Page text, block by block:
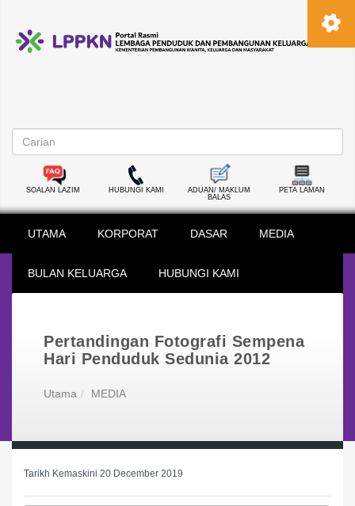
SOALAN LAZIM HUBUNGI KAMI
ADUAN/ MAKLUM
BALAS
PETA LAMAN
UTAMA KORPORAT DASAR MEDIA
BULAN KELUARGA HUBUNGI KAMI
Pertandingan Fotografi Sempena
Hari Penduduk Sedunia 2012
Utama MEDIA
Tarikh Kemaskini 20 December 2019